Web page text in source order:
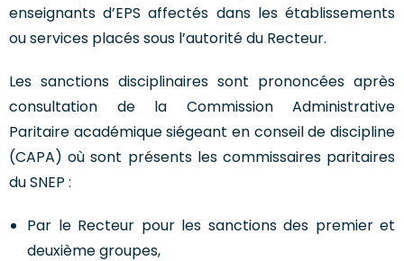
enseignants d’EPS affectés dans les établissements
ou services placés sous l’autorité du Recteur.
Les sanctions disciplinaires sont prononcées après
consultation de la Commission Administrative
Paritaire académique siégeant en conseil de discipline
(CAPA) où sont présents les commissaires paritaires
du SNEP :
Par le Recteur pour les sanctions des premier et
deuxième groupes,